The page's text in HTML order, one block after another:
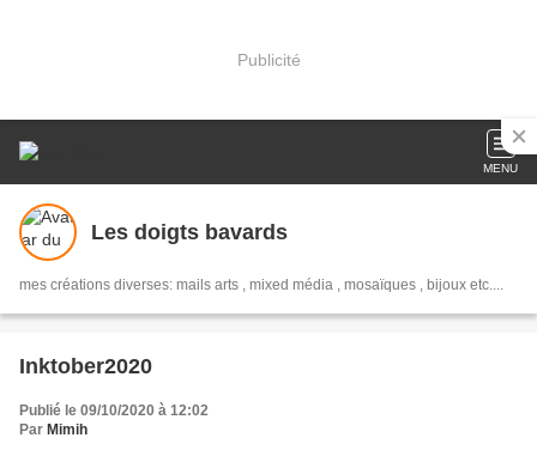
Publicité
MENU
Les doigts bavards
mes créations diverses: mails arts , mixed média , mosaïques , bijoux etc....
Inktober2020
Publié le 09/10/2020 à 12:02
Par Mimih